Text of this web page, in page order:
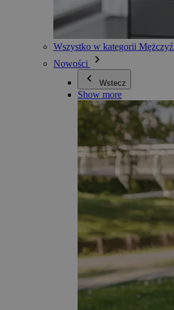
Wszystko w kategorii
Nowości
Wstecz
Show more